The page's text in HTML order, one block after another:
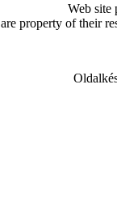
Web site
property of their